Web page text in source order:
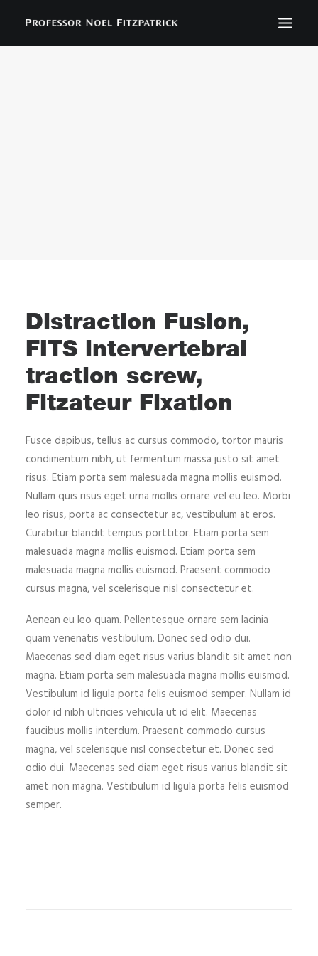
Distraction Fusion,
FITS intervertebral
traction screw,
Fitzateur Fixation
Fusce dapibus, tellus ac cursus commodo, tortor mauris
condimentum nibh, ut fermentum massa justo sit amet
risus. Etiam porta sem malesuada magna mollis euismod.
Nullam quis risus eget urna mollis ornare vel eu leo. Morbi
leo risus, porta ac consectetur ac, vestibulum at eros.
Curabitur blandit tempus porttitor. Etiam porta sem
malesuada magna mollis euismod. Etiam porta sem
malesuada magna mollis euismod. Praesent commodo
cursus magna, vel scelerisque nisl consectetur et.
Aenean eu leo quam. Pellentesque ornare sem lacinia
quam venenatis vestibulum. Donec sed odio dui.
Maecenas sed diam eget risus varius blandit sit amet non
magna. Etiam porta sem malesuada magna mollis euismod.
Vestibulum id ligula porta felis euismod semper. Nullam id
dolor id nibh ultricies vehicula ut id elit. Maecenas
faucibus mollis interdum. Praesent commodo cursus
magna, vel scelerisque nisl consectetur et. Donec sed
odio dui. Maecenas sed diam eget risus varius blandit sit
amet non magna. Vestibulum id ligula porta felis euismod
semper.